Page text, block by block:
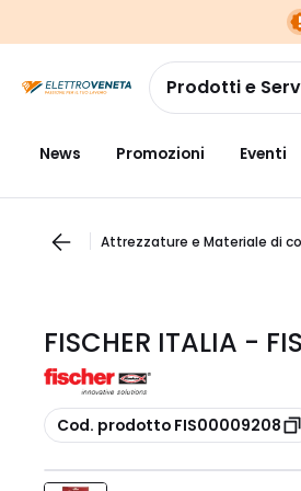
navigazionealla
pagina
Prodotti e
News Promozioni Eventi
Attrezzature e Materiale di
FISCHER ITALIA -
copia
Cod. prodotto FIS00009208